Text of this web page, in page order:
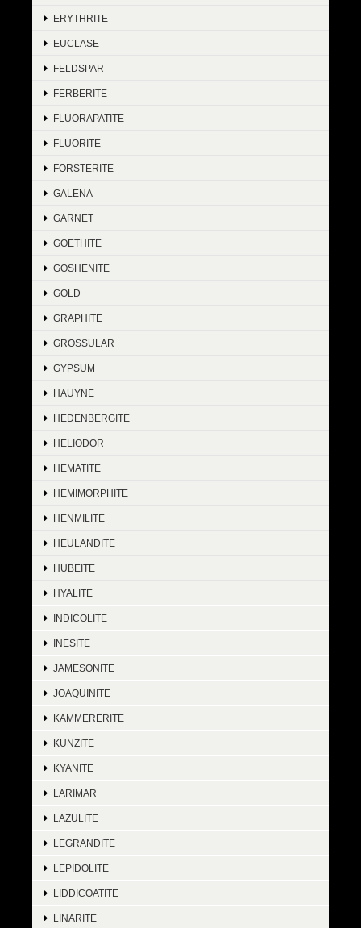
ERYTHRITE
EUCLASE
FELDSPAR
FERBERITE
FLUORAPATITE
FLUORITE
FORSTERITE
GALENA
GARNET
GOETHITE
GOSHENITE
GOLD
GRAPHITE
GROSSULAR
GYPSUM
HAUYNE
HEDENBERGITE
HELIODOR
HEMATITE
HEMIMORPHITE
HENMILITE
HEULANDITE
HUBEITE
HYALITE
INDICOLITE
INESITE
JAMESONITE
JOAQUINITE
KAMMERERITE
KUNZITE
KYANITE
LARIMAR
LAZULITE
LEGRANDITE
LEPIDOLITE
LIDDICOATITE
LINARITE